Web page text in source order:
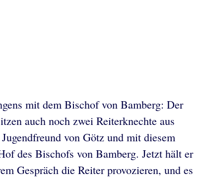
mit dem Bischof von Bamberg: Der
auch noch zwei Reiterknechte aus
von Götz und mit diesem
des Bischofs von Bamberg. Jetzt hält er
Gespräch die Reiter provozieren, und es